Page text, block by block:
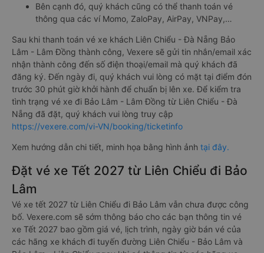
Bên cạnh đó, quý khách cũng có thể thanh toán vé
thông qua các ví Momo, ZaloPay, AirPay, VNPay,…
Sau khi thanh toán vé xe khách Liên Chiểu - Đà Nẵng Bảo
Lâm - Lâm Đồng thành công, Vexere sẽ gửi tin nhắn/email xác
nhận thành công đến số điện thoại/email mà quý khách đã
đăng ký. Đến ngày đi, quý khách vui lòng có mặt tại điểm đón
trước 30 phút giờ khởi hành để chuẩn bị lên xe. Để kiểm tra
tình trạng vé xe đi Bảo Lâm - Lâm Đồng từ Liên Chiểu - Đà
Nẵng đã đặt, quý khách vui lòng truy cập
https://vexere.com/vi-VN/booking/ticketinfo
Xem hướng dẫn chi tiết, minh họa bằng hình ảnh tại đây.
Đặt vé xe Tết 2027 từ Liên Chiểu đi Bảo
Lâm
Vé xe tết 2027 từ Liên Chiểu đi Bảo Lâm vẫn chưa được công
bố. Vexere.com sẽ sớm thông báo cho các bạn thông tin vé
xe Tết 2027 bao gồm giá vé, lịch trình, ngày giờ bán vé của
các hãng xe khách đi tuyến đường Liên Chiểu - Bảo Lâm và